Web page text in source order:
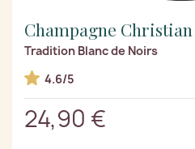
Champagne
Tradition Blanc de Noirs
4.6/5
24,90 €